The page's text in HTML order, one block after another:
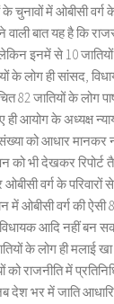
चुनावों में ओबीसी वर्ग
वाली बात यह है कि
इनमें से 10
के लोग ही सांसद,
जातियों के लोग
आयोग के अध्यक्ष
को आधार मानकर
को भी देखकर रिपोर्ट
वर्ग के परिवारों
में ओबीसी वर्ग की ऐसी
आदि नहीं बन
के लोग ही मलाई
को राजनीति में
देश भर में जाति